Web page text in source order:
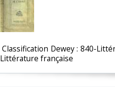
Classification Dewey : 840-
Littérature française‎